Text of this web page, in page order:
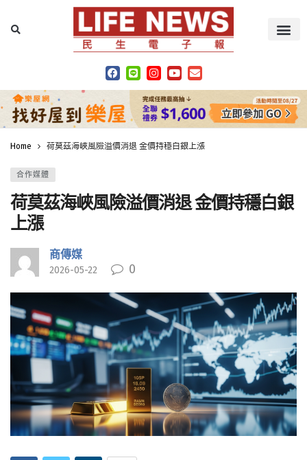
Home 荷莫茲海峽風險溢價消退 金價持穩白銀上漲
合作媒體
荷莫茲海峽風險溢價消退 金價持穩白銀
上漲
商傳媒
2026-05-22 0